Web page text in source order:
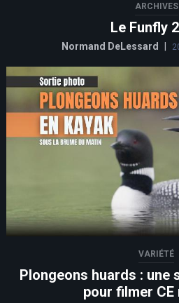
ARCHIVES
Le Funfly
Normand DeLessard
VARIÉTÉ
Plongeons huards : une
pour filmer CE